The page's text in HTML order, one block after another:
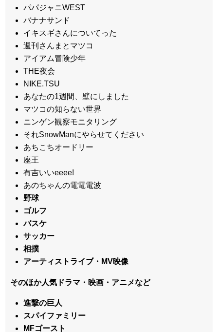
パパジャニWEST
バナナサンド
イキスギさんについてった
週刊さんまとマツコ
アイアム冒険少年
THE夜会
NIKE.TSU
あなたの1週間、壁にしました
マツコの知らない世界
ニンゲン観察モニタリング
それSnowManにやらせてください
あちこちオードリー
座王
有吉いいeeee!
あのちゃんの電電電波
野球
ゴルフ
バスケ
サッカー
相撲
アーティストライブ・MV映像
そのほか人気ドラマ・映画・アニメなど
進撃の巨人
スパイファミリー
MFゴースト